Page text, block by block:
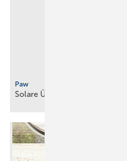
Paw
Solare Übertragung